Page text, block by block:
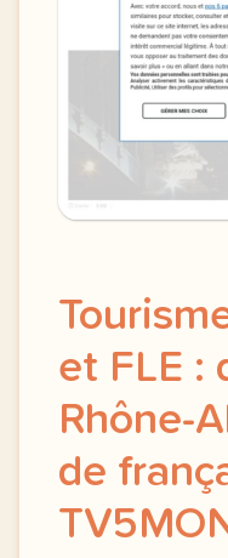
et FLE :
Rhône-
de